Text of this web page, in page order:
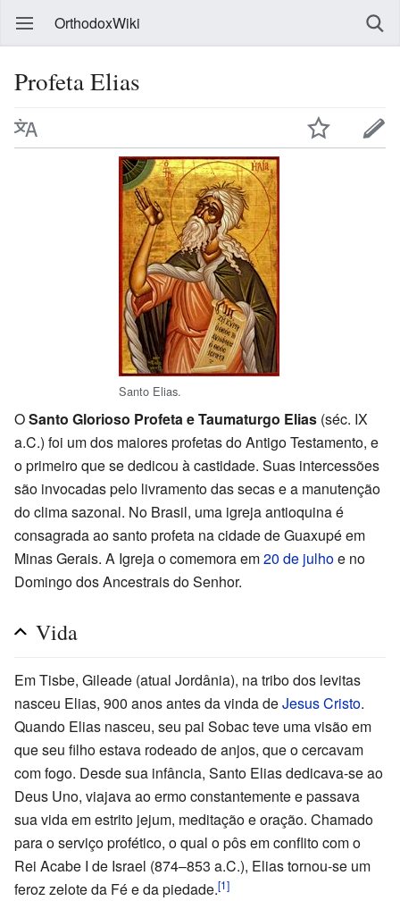
OrthodoxWiki
Profeta Elias
Santo Elias.
OSanto Glorioso Profeta e Taumaturgo Elias (séc. IX
a.C.) foi um dos maiores profetas do Antigo Testamento, e
o primeiro que se dedicou à castidade. Suas intercessões
são invocadas pelo livramento das secas e a manutenção
do clima sazonal. No Brasil, uma igreja antioquina é
consagrada ao santo profeta na cidade de Guaxupé em
Minas Gerais. A Igreja o comemora em20 de julhoe no
Domingo dos Ancestrais do Senhor.
Vida
Em Tisbe, Gileade (atual Jordânia), na tribo dos levitas
nasceu Elias, 900 anos antes da vinda deJesus Cristo.
Quando Elias nasceu, seu pai Sobac teve uma visão em
que seu filho estava rodeado de anjos, que o cercavam
com fogo. Desde sua infância, Santo Elias dedicava-se ao
Deus Uno, viajava ao ermo constantemente e passava
sua vida em estrito jejum, meditação e oração. Chamado
para o serviço profético, o qual o pôs em conflito com o
Rei Acabe I de Israel (874–853 a.C.), Elias tornou-se um
feroz zelote da Fé e da piedade.[1]